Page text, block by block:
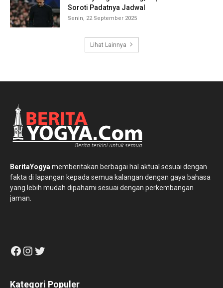
Soroti Padatnya Jadwal
Senin, 22 September 2025
Lihat Lainnya
BeritaYogya memberitakan berbagai hal aktual sesuai dengan
fakta di lapangan kepada semua kalangan dengan gaya bahasa
yang lebih mudah dipahami sesuai dengan perkembangan
jaman.
Facebook
Instagram
Twitter
Kategori Populer